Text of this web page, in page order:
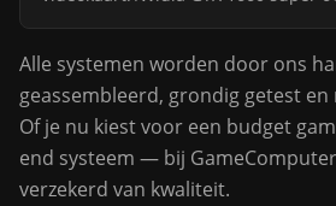
Alle systemen worden door ons
geassembleerd, grondig getest
Of je nu kiest voor een budget
end systeem — bij
verzekerd van kwaliteit.